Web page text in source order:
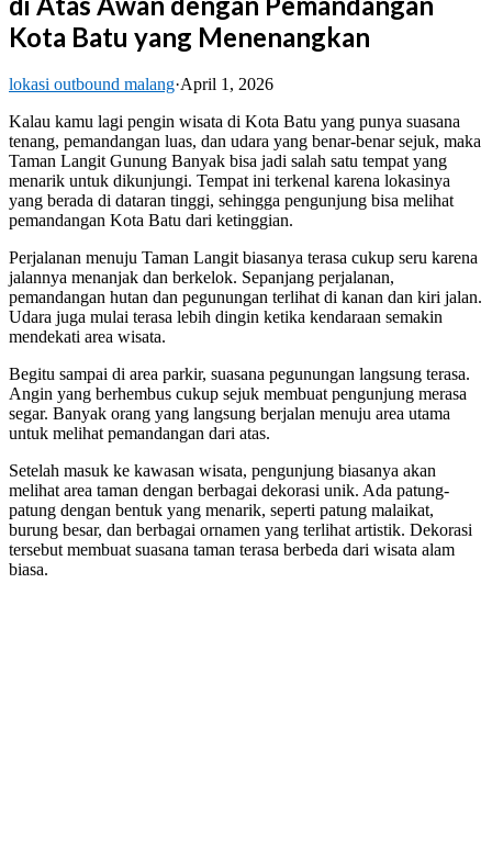
Kota Batu yang Menenangkan
lokasi outbound malang·April 1, 2026
Kalau kamu lagi pengin wisata di Kota Batu yang punya suasana
tenang, pemandangan luas, dan udara yang benar-benar sejuk, maka
Taman Langit Gunung Banyak bisa jadi salah satu tempat yang
menarik untuk dikunjungi. Tempat ini terkenal karena lokasinya
yang berada di dataran tinggi, sehingga pengunjung bisa melihat
pemandangan Kota Batu dari ketinggian.
Perjalanan menuju Taman Langit biasanya terasa cukup seru karena
jalannya menanjak dan berkelok. Sepanjang perjalanan,
pemandangan hutan dan pegunungan terlihat di kanan dan kiri jalan.
Udara juga mulai terasa lebih dingin ketika kendaraan semakin
mendekati area wisata.
Begitu sampai di area parkir, suasana pegunungan langsung terasa.
Angin yang berhembus cukup sejuk membuat pengunjung merasa
segar. Banyak orang yang langsung berjalan menuju area utama
untuk melihat pemandangan dari atas.
Setelah masuk ke kawasan wisata, pengunjung biasanya akan
melihat area taman dengan berbagai dekorasi unik. Ada patung-
patung dengan bentuk yang menarik, seperti patung malaikat,
burung besar, dan berbagai ornamen yang terlihat artistik. Dekorasi
tersebut membuat suasana taman terasa berbeda dari wisata alam
biasa.